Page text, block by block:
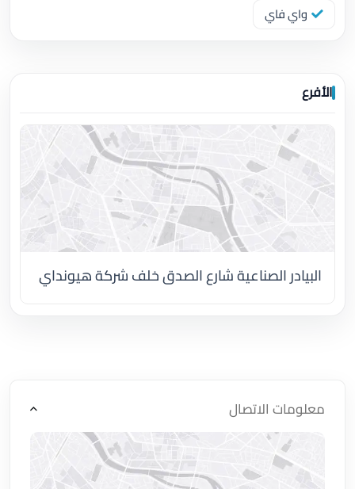
واي فاي
الأفرع
البيادر الصناعية شارع الصدق خلف شركة هيونداي
معلومات الاتصال